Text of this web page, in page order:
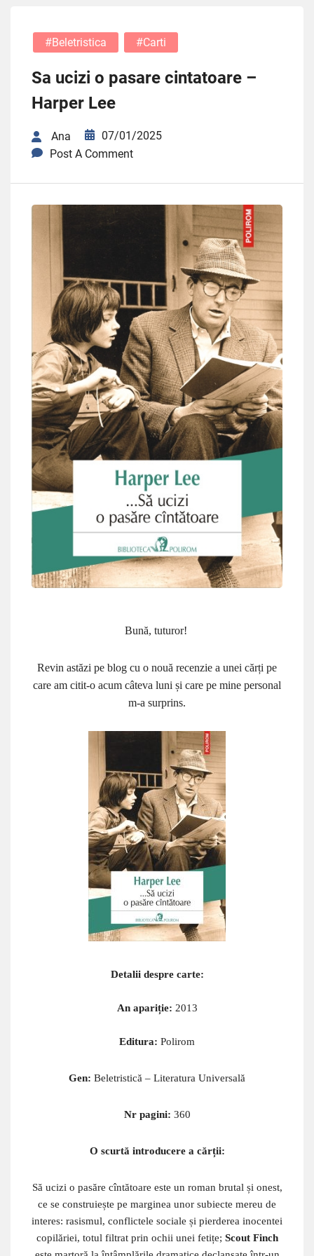
#beletristica #carti
Sa ucizi o pasare cintatoare –
Harper Lee
Ana
07/01/2025
Post A Comment
Bună, tuturor!
Revin astăzi pe blog cu o nouă recenzie a unei cărți pe
care am citit-o acum câteva luni și care pe mine personal
m-a surprins.
Detalii despre carte:
An apariție: 2013
Editura: Polirom
Gen: Beletristică – Literatura Universală
Nr pagini: 360
O scurtă introducere a cărții:
Să ucizi o pasăre cîntătoare este un roman brutal și onest,
ce se construiește pe marginea unor subiecte mereu de
interes: rasismul, conflictele sociale și pierderea inocentei
copilăriei, totul filtrat prin ochii unei fetițe; Scout Finch